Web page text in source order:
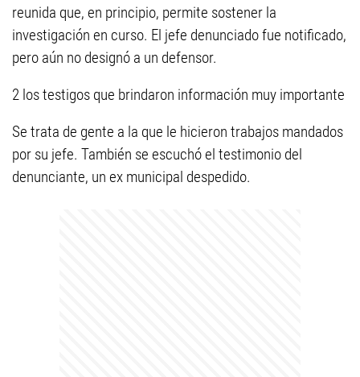
reunida que, en principio, permite sostener la
investigación en curso. El jefe denunciado fue notificado,
pero aún no designó a un defensor.
2 los testigos que brindaron información muy importante
Se trata de gente a la que le hicieron trabajos mandados
por su jefe. También se escuchó el testimonio del
denunciante, un ex municipal despedido.